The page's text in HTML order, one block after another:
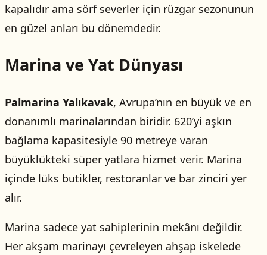
kapalıdır ama sörf severler için rüzgar sezonunun
en güzel anları bu dönemdedir.
Marina ve Yat Dünyası
Palmarina Yalıkavak, Avrupa’nın en büyük ve en
donanımlı marinalarından biridir. 620’yi aşkın
bağlama kapasitesiyle 90 metreye varan
büyüklükteki süper yatlara hizmet verir. Marina
içinde lüks butikler, restoranlar ve bar zinciri yer
alır.
Marina sadece yat sahiplerinin mekânı değildir.
Her akşam marinayı çevreleyen ahşap iskelede